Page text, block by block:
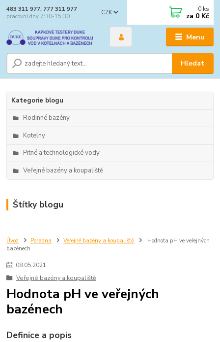
Menu
CZK
Hledat
483 311 977, 777 311 977
pracovní dny 7:30-15:30
0 ks
za 0 Kč
Kategorie blogu
Rodinné bazény
Kotelny
Pitné a technologické vody
Veřejné bazény a koupaliště
Štítky blogu
Úvod Poradna Veřejné bazény a koupaliště
Hodnota pH ve veřejných
bazénech
08.05.2021
Veřejné bazény a koupaliště
Hodnota pH ve veřejných
bazénech
Definice a popis